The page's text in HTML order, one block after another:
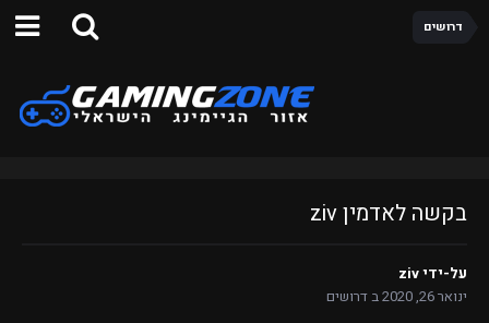
דרושים
בקשה לאדמין ziv
על-ידיziv
ינואר 26, 2020
בדרושים